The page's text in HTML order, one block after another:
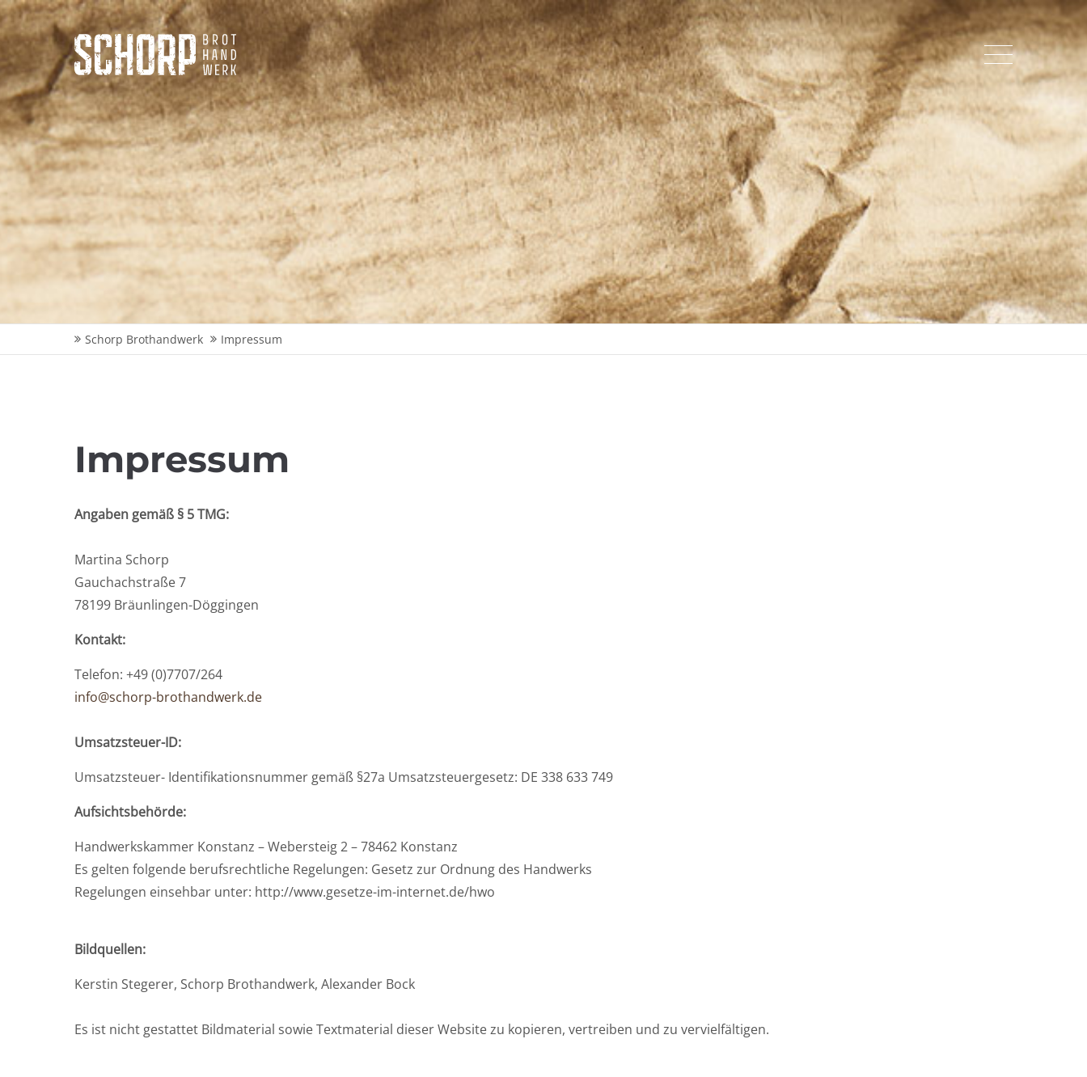
Login
Benutzername
Passwort
Anmelden
Support
Lorem ipsum dolor sit amet:
24h/ 365days
We offer support for our customers
Mon - Fri 8:00am - 5:00pm
(GMT +1)
Get in touch
Cybersteel Inc.
376-293 City Road, Suite 600
San Francisco, CA 94102
Have any questions?
+44 1234 567 890
Drop us a line
info@yourdomain.com
About us
Lorem ipsum dolor sit amet,
consectetuer adipiscing elit.
Aenean commodo ligula eget dolor.
Aenean massa. Cum sociis natoque
penatibus et magnis dis parturient
montes, nascetur ridiculus mus.
Donec quam felis, ultricies nec.
Schorp Brothandwerk Impressum
Impressum
Angaben gemäß § 5 TMG:
Martina Schorp
Gauchachstraße 7
78199 Bräunlingen-Döggingen
Kontakt:
Telefon: +49 (0)7707/264
info@schorp-brothandwerk.de
Umsatzsteuer-ID:
Umsatzsteuer- Identifikationsnummer gemäß §27a Umsatzsteuergesetz: DE 338 633 749
Aufsichtsbehörde:
Handwerkskammer Konstanz – Webersteig 2 – 78462 Konstanz
Es gelten folgende berufsrechtliche Regelungen: Gesetz zur Ordnung des Handwerks
Regelungen einsehbar unter: http://www.gesetze-im-internet.de/hwo
Bildquellen:
Kerstin Stegerer, Schorp Brothandwerk, Alexander Bock
Es ist nicht gestattet Bildmaterial sowie Textmaterial dieser Website zu kopieren, vertreiben und zu vervielfältigen.